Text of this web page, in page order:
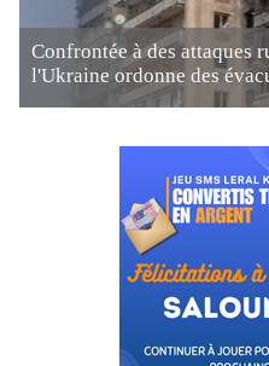
Confrontée à des attaques
l'Ukraine ordonne des